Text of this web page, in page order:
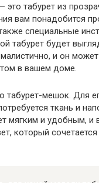
это табурет из
вам понадобится
специальные
табурет будет
и он может
в вашем доме.
табурет-мешок. Для
ткань и
мягким и удобным, и
который